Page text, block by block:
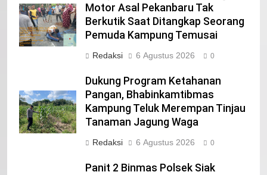
Motor Asal Pekanbaru Tak
Berkutik Saat Ditangkap Seorang
Pemuda Kampung Temusai
Redaksi 6 Agustus 2026 0
Dukung Program Ketahanan
Pangan, Bhabinkamtibmas
Kampung Teluk Merempan Tinjau
Tanaman Jagung Waga
Redaksi 6 Agustus 2026 0
Panit 2 Binmas Polsek Siak
21
Iklan Pemerintah Kabupaten Siak
22
NORMAN SILITONGA CALEG DPRD
PROVINSI DKI JAKARTA